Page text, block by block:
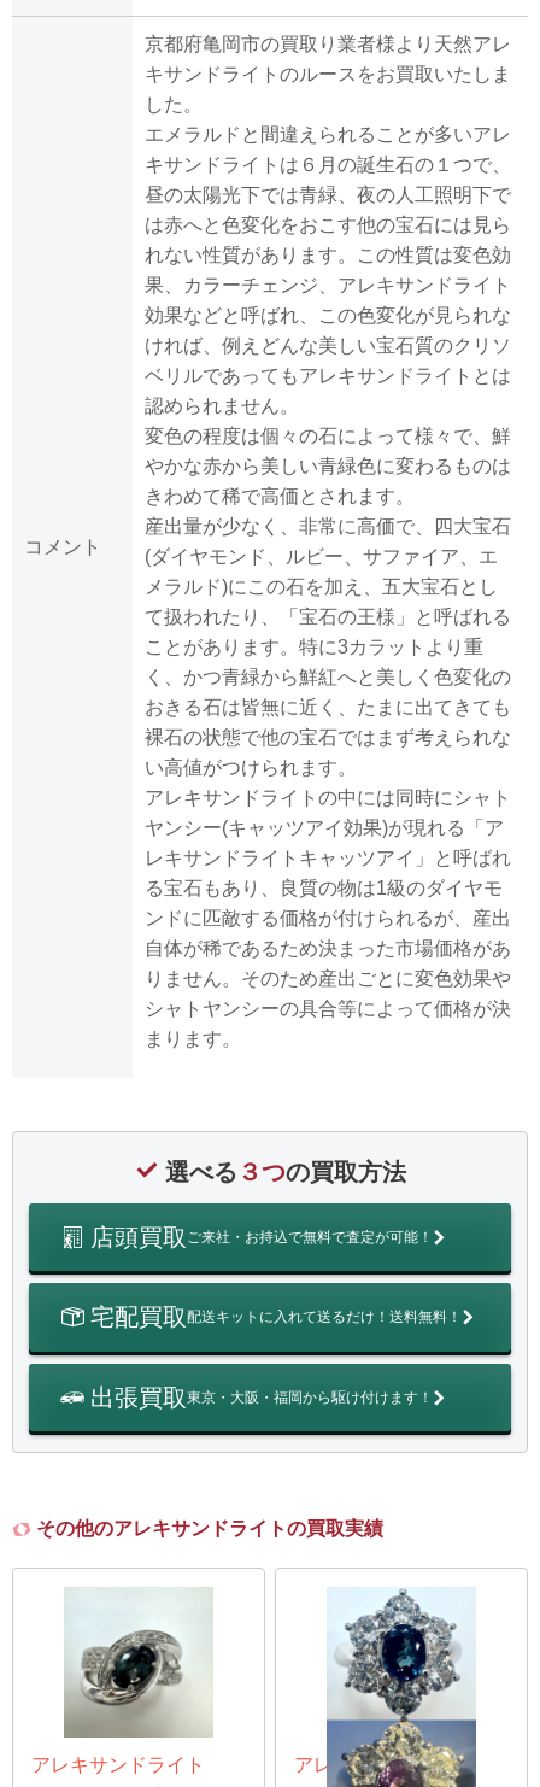
コメント
京都府亀岡市の買取り業者様より天然アレ
キサンドライトのルースをお買取いたしま
した。
エメラルドと間違えられることが多いアレ
キサンドライトは６月の誕生石の１つで、
昼の太陽光下では青緑、夜の人工照明下で
は赤へと色変化をおこす他の宝石には見ら
れない性質があります。この性質は変色効
果、カラーチェンジ、アレキサンドライト
効果などと呼ばれ、この色変化が見られな
ければ、例えどんな美しい宝石質のクリソ
ベリルであってもアレキサンドライトとは
認められません。
変色の程度は個々の石によって様々で、鮮
やかな赤から美しい青緑色に変わるものは
きわめて稀で高価とされます。
産出量が少なく、非常に高価で、四大宝石
(ダイヤモンド、ルビー、サファイア、エ
メラルド)にこの石を加え、五大宝石とし
て扱われたり、「宝石の王様」と呼ばれる
ことがあります。特に3カラットより重
く、かつ青緑から鮮紅へと美しく色変化の
おきる石は皆無に近く、たまに出てきても
裸石の状態で他の宝石ではまず考えられな
い高値がつけられます。
アレキサンドライトの中には同時にシャト
ヤンシー(キャッツアイ効果)が現れる「ア
レキサンドライトキャッツアイ」と呼ばれ
る宝石もあり、良質の物は1級のダイヤモ
ンドに匹敵する価格が付けられるが、産出
自体が稀であるため決まった市場価格があ
りません。そのため産出ごとに変色効果や
シャトヤンシーの具合等によって価格が決
まります。
選べる ３つの買取方法
店頭買取 ご来社・お持込で無料で査定が可能！
宅配買取配送キットに入れて送るだけ！送料無料！
出張買取東京・大阪・福岡から駆け付けます！
その他のアレキサンドライトの買取実績
アレキサンドライト
アレキサンドライト